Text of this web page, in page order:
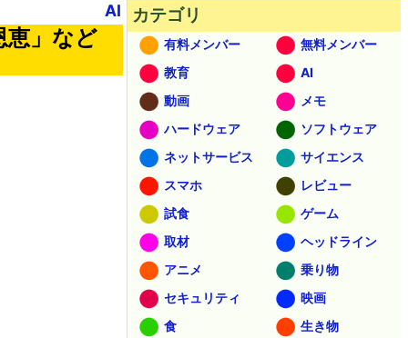
AI
恵」など
カテゴリ
有料メンバー
無料メンバー
教育
AI
動画
メモ
ハードウェア
ソフトウェア
ネットサービス
サイエンス
スマホ
レビュー
試食
ゲーム
取材
ヘッドライン
アニメ
乗り物
セキュリティ
映画
食
生き物